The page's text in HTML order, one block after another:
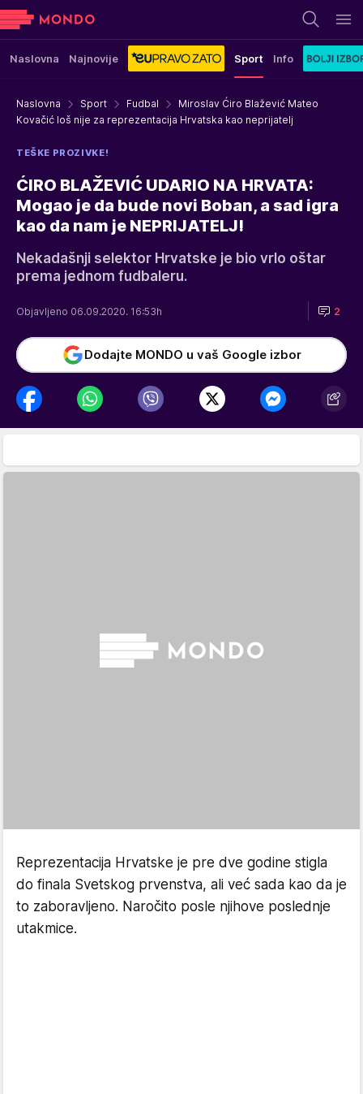
Naslovna Najnovije Sport Info
Naslovna Sport Fudbal
Miroslav Ćiro Blažević Mateo
Kovačić loš nije za reprezentacija Hrvatska kao neprijatelj
TEŠKE PROZIVKE!
ĆIRO BLAŽEVIĆ UDARIO NA HRVATA:
Mogao je da bude novi Boban, a sad igra
kao da nam je NEPRIJATELJ!
Nekadašnji selektor Hrvatske je bio vrlo oštar
prema jednom fudbaleru.
Objavljeno 06.09.2020. 16:53h 2
Dodajte MONDO u vaš Google izbor
Reprezentacija Hrvatske je pre dve godine stigla
do finala Svetskog prvenstva, ali već sada kao da je
to zaboravljeno. Naročito posle njihove poslednje
utakmice.